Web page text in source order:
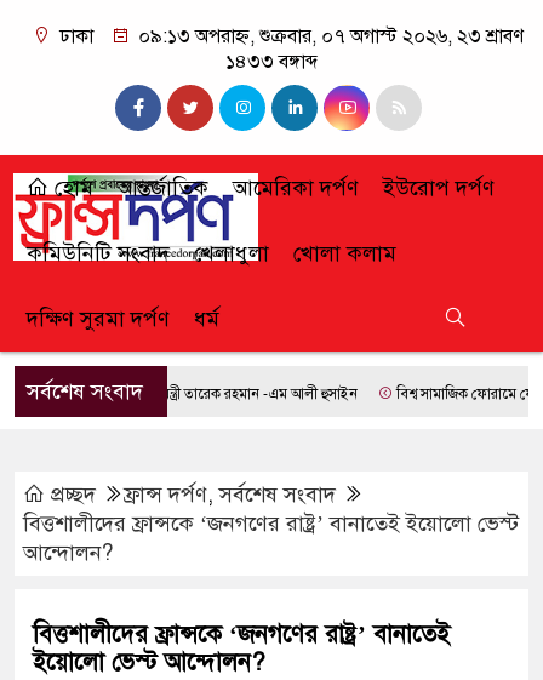
ঢাকা
০৯:১৩ অপরাহ্ন, শুক্রবার, ০৭ অগাস্ট ২০২৬, ২৩ শ্রাবণ
১৪৩৩ বঙ্গাব্দ
হোম আন্তর্জাতিক আমেরিকা দর্পণ ইউরোপ দর্পণ
কমিউনিটি সংবাদ খেলাধুলা খোলা কলাম
দক্ষিণ সুরমা দর্পণ ধর্ম
সর্বশেষ সংবাদ
প্রধানমন্ত্রী তারেক রহমান -এম আলী হুসাইন বিশ্ব সামাজিক ফোরামে যোগ দিতে
প্রচ্ছদ ফ্রান্স দর্পণ,সর্বশেষ সংবাদ
বিত্তশালীদের ফ্রান্সকে ‘জনগণের রাষ্ট্র’ বানাতেই ইয়োলো ভেস্ট
আন্দোলন?
বিত্তশালীদের ফ্রান্সকে ‘জনগণের রাষ্ট্র’ বানাতেই
ইয়োলো ভেস্ট আন্দোলন?